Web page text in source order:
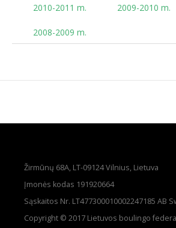
2010-2011 m. 2009-2010 m.
2008-2009 m.
Žirmūnų 68A, LT-09124 Vilnius, Lietuva
Įmonės kodas 191920664
Sąskaitos Nr. LT477300010002247185 AB
Copyright © 2017 Lietuvos boulingo